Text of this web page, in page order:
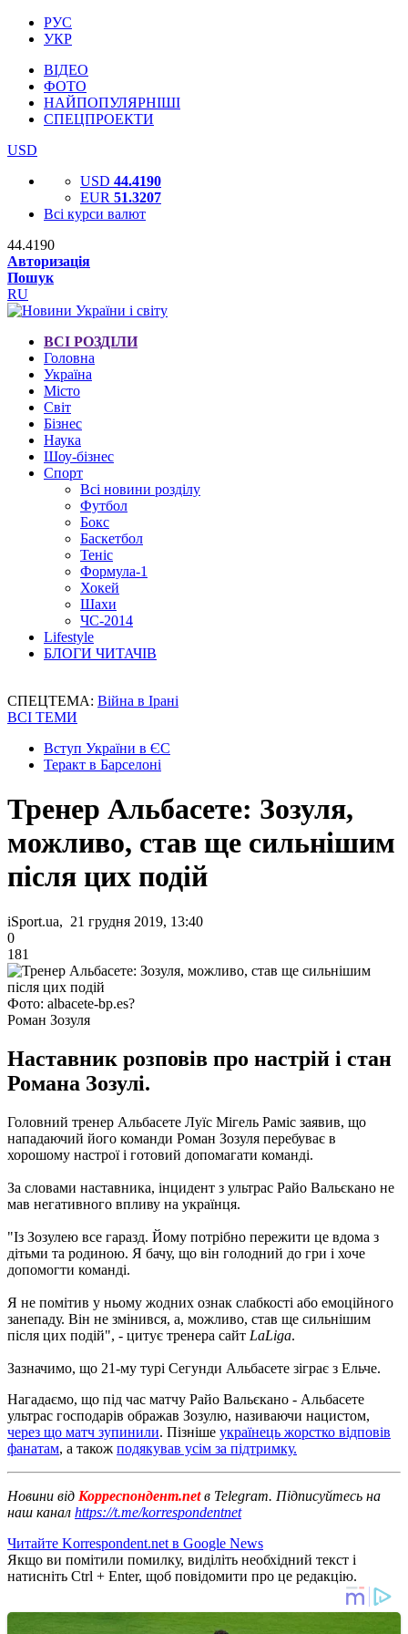
РУС
УКР
ВІДЕО
ФОТО
НАЙПОПУЛЯРНІШІ
СПЕЦПРОЕКТИ
USD
USD 44.4190
EUR 51.3207
Всі курси валют
44.4190
Авторизація
Пошук
RU
ВСІ РОЗДІЛИ
Головна
Україна
Місто
Світ
Бізнес
Наука
Шоу-бізнес
Спорт
Всі новини розділу
Футбол
Бокс
Баскетбол
Теніс
Формула-1
Хокей
Шахи
ЧС-2014
Lifestyle
БЛОГИ ЧИТАЧІВ
СПЕЦТЕМА: Війна в Ірані
ВСІ ТЕМИ
Вступ України в ЄС
Теракт в Барселоні
Тренер Альбасете: Зозуля,
можливо, став ще сильнішим
після цих подій
iSport.ua, 21 грудня 2019, 13:40
0
181
Фото: albacete-bp.es?
Роман Зозуля
Наставник розповів про настрій і стан
Романа Зозулі.
Головний тренер Альбасете Луїс Мігель Раміс заявив, що
нападаючий його команди Роман Зозуля перебуває в
хорошому настрої і готовий допомагати команді.
За словами наставника, інцидент з ультрас Райо Вальєкано не
мав негативного впливу на українця.
"Із Зозулею все гаразд. Йому потрібно пережити це вдома з
дітьми та родиною. Я бачу, що він голодний до гри і хоче
допомогти команді.
Я не помітив у ньому жодних ознак слабкості або емоційного
занепаду. Він не змінився, а, можливо, став ще сильнішим
після цих подій", - цитує тренера сайт LaLiga.
Зазначимо, що 21-му турі Сегунди Альбасете зіграє з Ельче.
Нагадаємо, що під час матчу Райо Вальєкано - Альбасете
ультрас господарів ображав Зозулю, називаючи нацистом,
через що матч зупинили. Пізніше українець жорстко відповів
фанатам, а також подякував усім за підтримку.
Новини від Корреспондент.netв Telegram. Підписуйтесь на
наш канал https://t.me/korrespondentnet
Читайте Korrespondent.net в Google News
Якщо ви помітили помилку, виділіть необхідний текст і
натисніть Ctrl + Enter, щоб повідомити про це редакцію.